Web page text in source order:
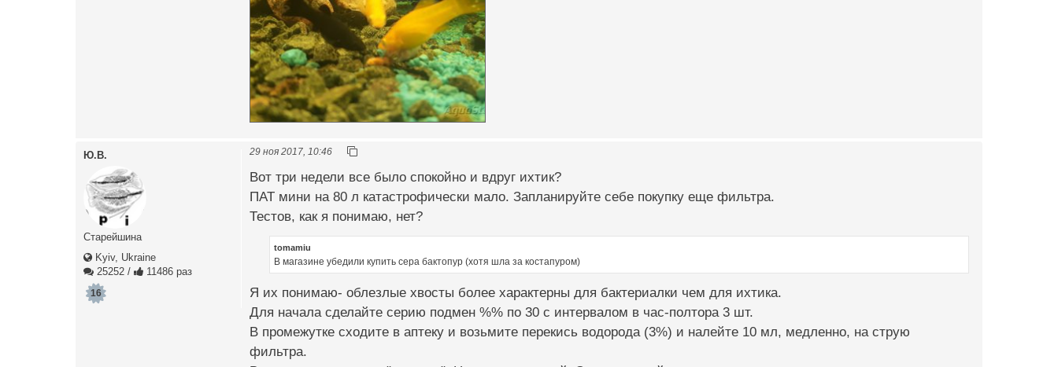
Ю.В.
Старейшина
Kyiv, Ukraine
25252 / 11486 раз
16
29 ноя 2017, 10:46
Вот три недели все было спокойно и вдруг ихтик?
ПАТ мини на 80 л катастрофически мало. Запланируйте себе покупку еще фильтра.
Тестов, как я понимаю, нет?
tomamiu
В магазине убедили купить сера бактопур (хотя шла за костапуром)
Я их понимаю- облезлые хвосты более характерны для бактериалки чем для ихтика.
Для начала сделайте серию подмен %% по 30 с интервалом в час-полтора 3 шт.
В промежутке сходите в аптеку и возьмите перекись водорода (3%) и налейте 10 мл, медленно, на струю
фильтра.